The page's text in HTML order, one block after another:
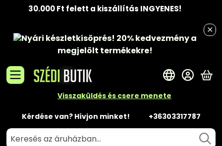
30.000 Ft felett a kiszállítás INGYENES!
Nyári készletkisöprés! 20% kedvezménya
megjelölt termékekre!
Visszaküldés és csere menete
Kérdése van? Hívjon minket! +36303317787
A